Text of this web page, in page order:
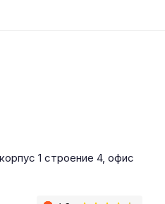
1 строение 4, офис